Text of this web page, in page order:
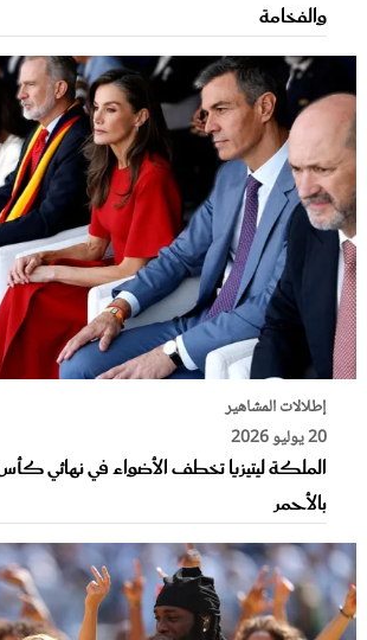
والفخامة
إطلالات المشاهير
20 يوليو 2026
بالأحمر